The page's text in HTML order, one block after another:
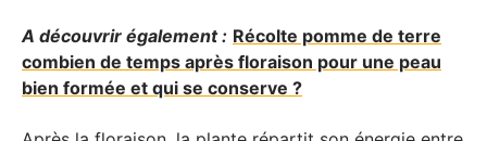
A découvrir également : Récolte pomme de terre
combien de temps après floraison pour une peau
bien formée et qui se conserve ?